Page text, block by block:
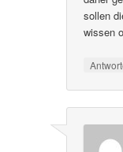
sollen
wissen